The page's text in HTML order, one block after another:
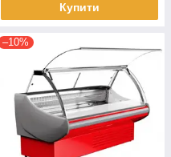
Купити
–10%